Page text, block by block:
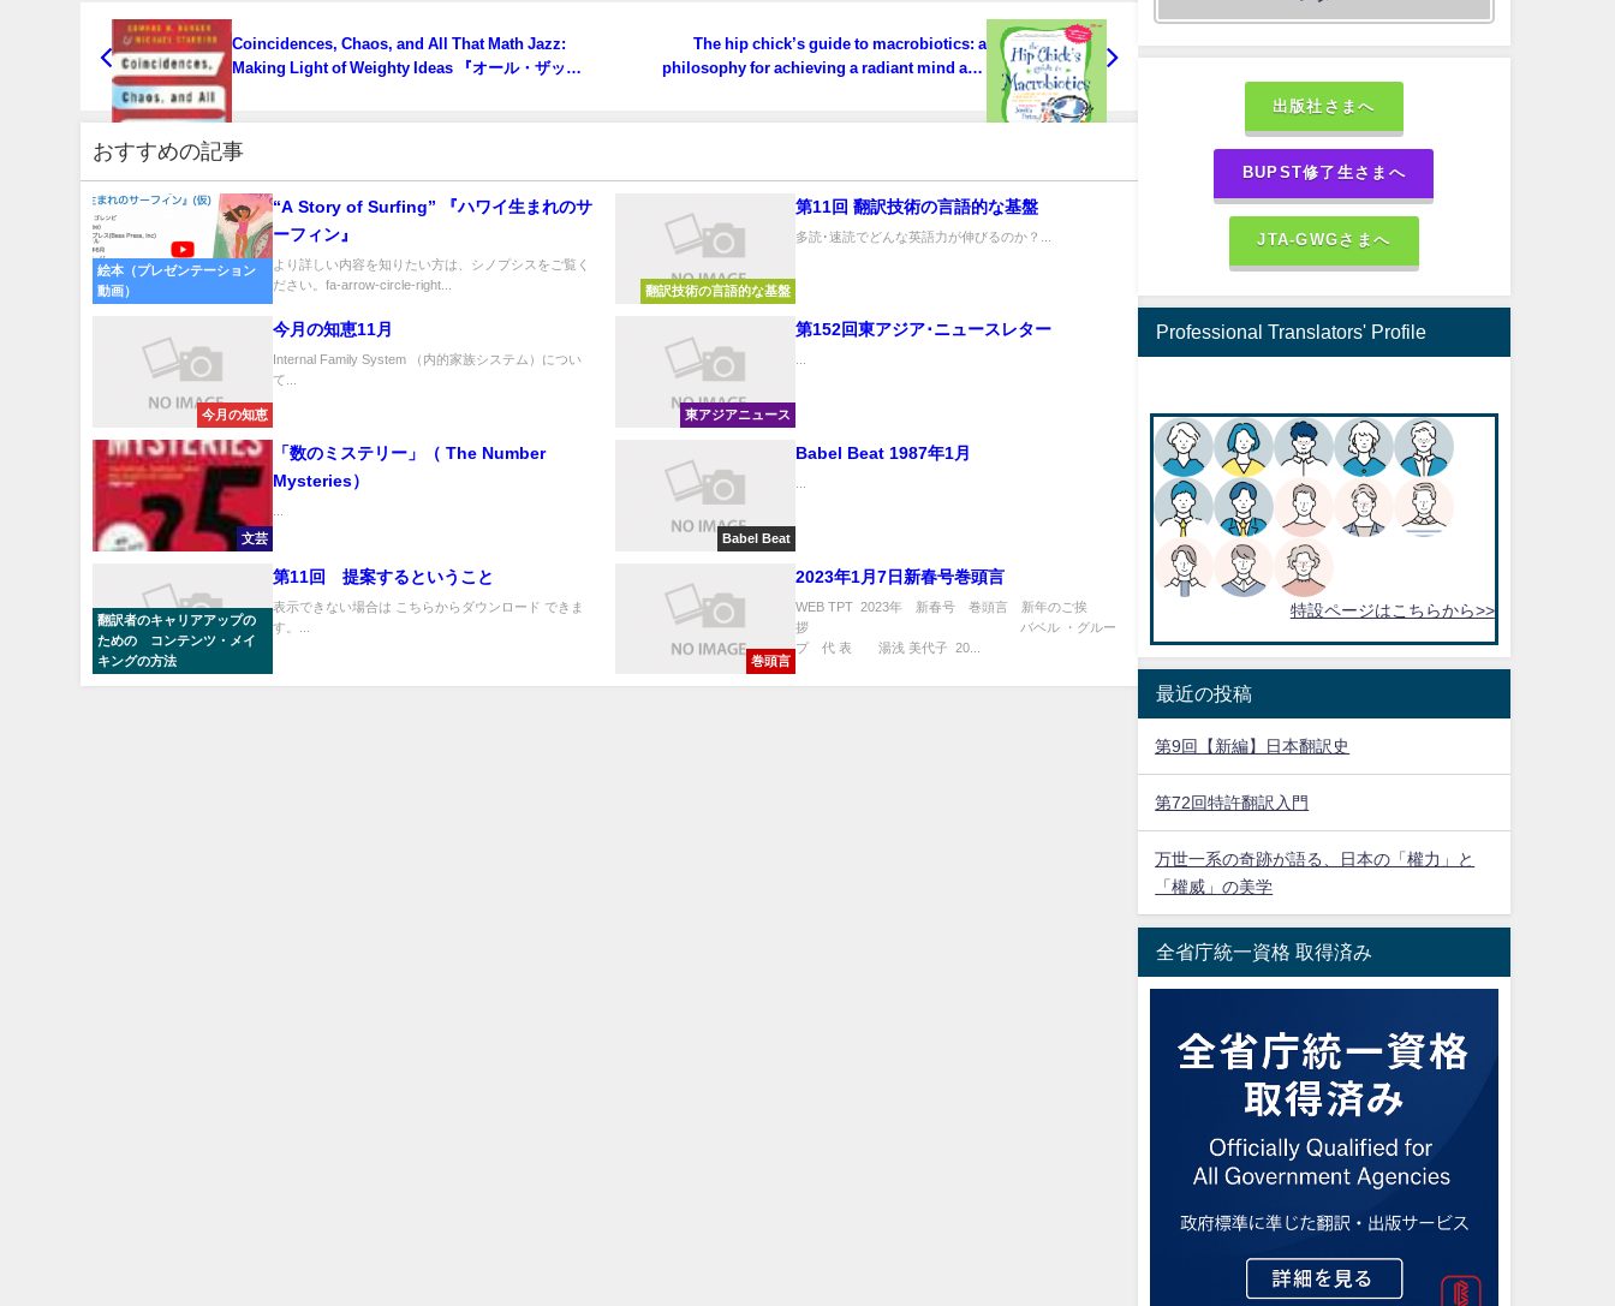
Coincidences, Chaos, and All That Math Jazz:
Making Light of Weighty Ideas 『オール・ザッ
The hip chick’s guide to macrobiotics: a
philosophy for achieving a radiant mind and
おすすめの記事
絵本（プレゼンテーション
動画）
“A Story of Surfing” 『ハワイ生まれのサ
ーフィン』
より詳しい内容を知りたい方は、シノプシスをご覧く
ださい。fa-arrow-circle-right...
翻訳技術の言語的な基盤
第11回 翻訳技術の言語的な基盤
多読･速読でどんな英語力が伸びるのか？...
今月の知恵
今月の知恵11月
Internal Family System （内的家族システム）につい
て...
東アジアニュース
第152回東アジア･ニュースレター
...
文芸
「数のミステリー」（ The Number
Mysteries）
Babel Beat
Babel Beat 1987年1月
翻訳者のキャリアアップの
ための コンテンツ・メイ
キングの方法
第11回 提案するということ
表示できない場合は こちらからダウンロード できま
す。...
巻頭言
2023年1月7日新春号巻頭言
WEB TPT 2023年 新春号 巻頭言 新年のご挨
拶 バベル ・グルー
プ 代 表 湯浅 美代子 20...
出版社さまへ
BUPST修了生さまへ
JTA-GWGさまへ
Professional Translators' Profile
特設ページはこちらから>>
最近の投稿
第9回【新編】日本翻訳史
第72回特許翻訳入門
万世一系の奇跡が語る、日本の「權力」と
「權威」の美学
全省庁統一資格 取得済み